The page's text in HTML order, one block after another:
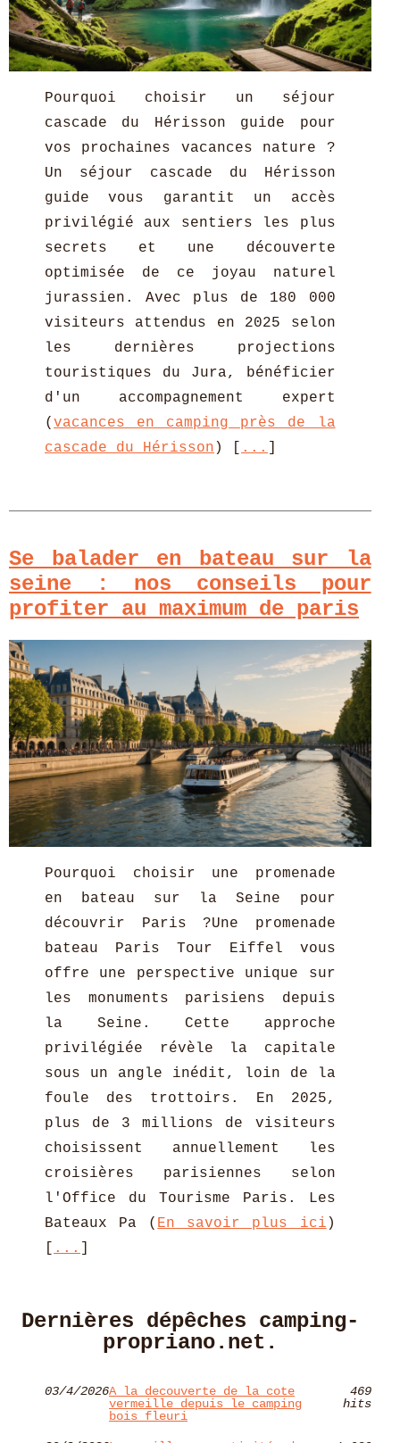
Pourquoi choisir un séjour
cascade du Hérisson guide pour
vos prochaines vacances nature ?
Un séjour cascade du Hérisson
guide vous garantit un accès
privilégié aux sentiers les plus
secrets et une découverte
optimisée de ce joyau naturel
jurassien. Avec plus de 180 000
visiteurs attendus en 2025 selon
les dernières projections
touristiques du Jura, bénéficier
d'un accompagnement expert
( vacances en camping près de la
cascade du Hérisson ) [ ...
Se balader en bateau sur la
seine : nos conseils pour
profiter au maximum de paris
Pourquoi choisir une promenade
en bateau sur la Seine pour
découvrir Paris ?Une promenade
bateau Paris Tour Eiffel vous
offre une perspective unique sur
les monuments parisiens depuis
la Seine. Cette approche
privilégiée révèle la capitale
sous un angle inédit, loin de la
foule des trottoirs. En 2025,
plus de 3 millions de visiteurs
choisissent annuellement les
croisières parisiennes selon
l'Office du Tourisme Paris. Les
Bateaux Pa ( En savoir plus ici )
...
Dernières dépêches camping-
propriano.net.
03/4/2026A la decouverte de la cote
vermeille depuis le camping
bois fleuri
469
hits